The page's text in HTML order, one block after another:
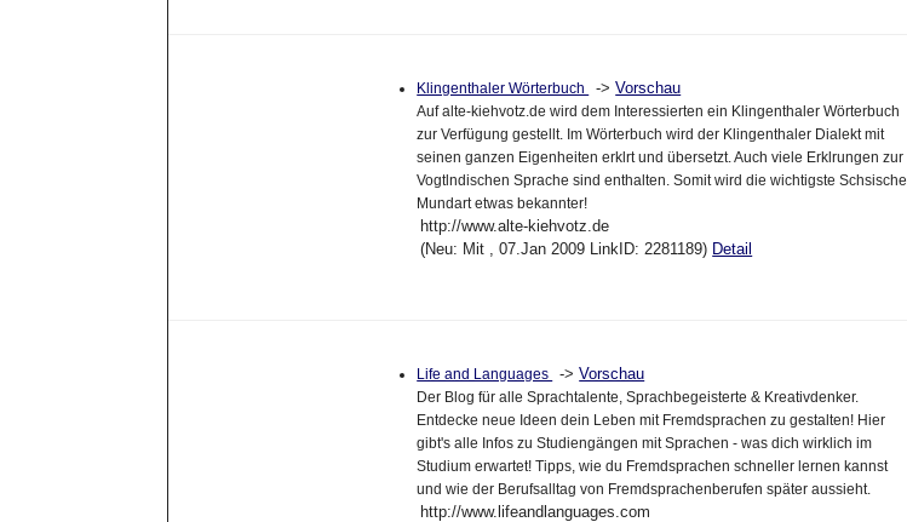
Klingenthaler Wörterbuch ->Vorschau
Auf alte-kiehvotz.de wird dem Interessierten ein Klingenthaler Wörterbuch
zur Verfügung gestellt. Im Wörterbuch wird der Klingenthaler Dialekt mit
seinen ganzen Eigenheiten erklrt und übersetzt. Auch viele Erklrungen zur
Vogtlndischen Sprache sind enthalten. Somit wird die wichtigste Schsische
Mundart etwas bekannter!
http://www.alte-kiehvotz.de
(Neu: Mit , 07.Jan 2009 LinkID: 2281189) Detail
Life and Languages ->Vorschau
Der Blog für alle Sprachtalente, Sprachbegeisterte & Kreativdenker.
Entdecke neue Ideen dein Leben mit Fremdsprachen zu gestalten! Hier
gibt's alle Infos zu Studiengängen mit Sprachen - was dich wirklich im
Studium erwartet! Tipps, wie du Fremdsprachen schneller lernen kannst
und wie der Berufsalltag von Fremdsprachenberufen später aussieht.
http://www.lifeandlanguages.com